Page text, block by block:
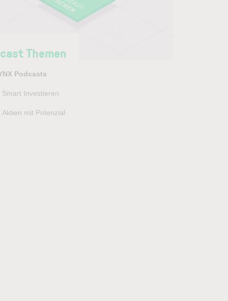
Themen
Podcasts
Smart Investieren
Aktien mit Potenzial